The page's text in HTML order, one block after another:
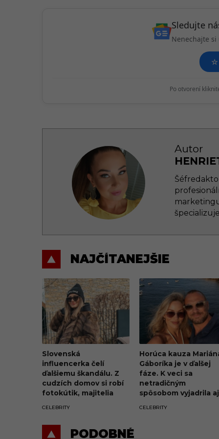
Sledujte
Nenechajte
☆
Po otvorení
Autor
NAJČÍTANEJŠIE
Slovenská
influencerka čelí
ďalšiemu škandálu. Z
cudzích domov si robí
fotokútik, majitelia
CELEBRITY
Horúca kauza
Gáboríka je v ďalšej
fáze. K veci sa
netradičným
spôsobom vyjadrila aj
CELEBRITY
PODOBNÉ